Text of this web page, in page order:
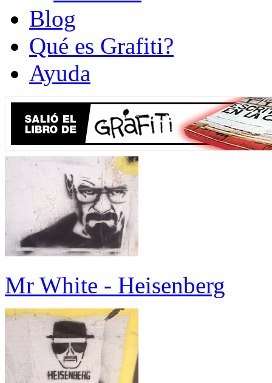
Blog
Qué es Grafiti?
Ayuda
Mr White - Heisenberg